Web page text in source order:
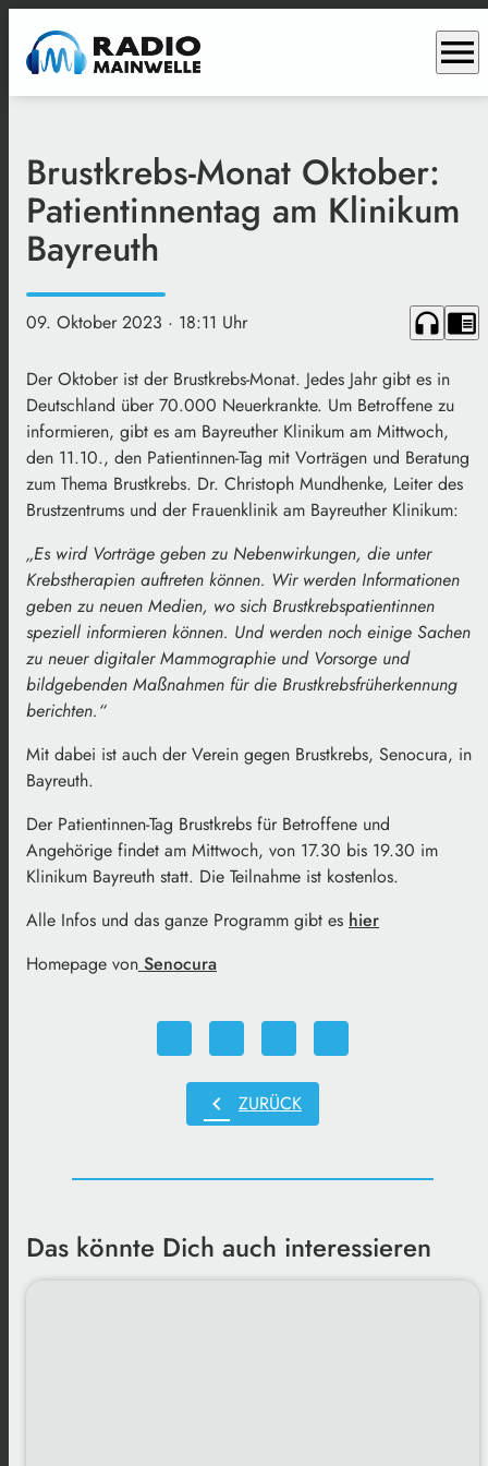
menu
Brustkrebs-Monat Oktober:
Patientinnentag am Klinikum
Bayreuth
09. Oktober 2023 · 18:11 Uhr headphones chrome_reader_mode
Der Oktober ist der Brustkrebs-Monat. Jedes Jahr gibt es in
Deutschland über 70.000 Neuerkrankte. Um Betroffene zu
informieren, gibt es am Bayreuther Klinikum am Mittwoch,
den 11.10., den Patientinnen-Tag mit Vorträgen und Beratung
zum Thema Brustkrebs. Dr. Christoph Mundhenke, Leiter des
Brustzentrums und der Frauenklinik am Bayreuther Klinikum:
„Es wird Vorträge geben zu Nebenwirkungen, die unter
Krebstherapien auftreten können. Wir werden Informationen
geben zu neuen Medien, wo sich Brustkrebspatientinnen
speziell informieren können. Und werden noch einige Sachen
zu neuer digitaler Mammographie und Vorsorge und
bildgebenden Maßnahmen für die Brustkrebsfrüherkennung
berichten.“
Mit dabei ist auch der Verein gegen Brustkrebs, Senocura, in
Bayreuth.
Der Patientinnen-Tag Brustkrebs für Betroffene und
Angehörige findet am Mittwoch, von 17.30 bis 19.30 im
Klinikum Bayreuth statt. Die Teilnahme ist kostenlos.
Alle Infos und das ganze Programm gibt es hier
Homepage von Senocura
chevron_left ZURÜCK
Das könnte Dich auch interessieren